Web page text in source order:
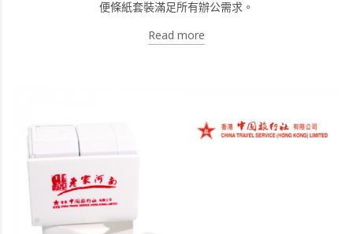
便條紙套裝滿足所有辦公需求。
Read more